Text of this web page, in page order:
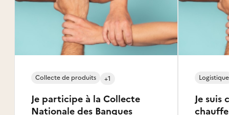
Je participe à la Collecte
Nationale des Banques
Collecte de produits +1
Je suis
Logistique